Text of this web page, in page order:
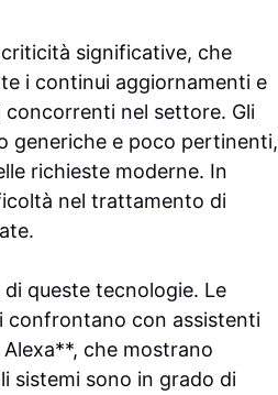
significative, che
i continui aggiornamenti e
nel settore. Gli
generiche e poco pertinenti,
richieste moderne. In
nel trattamento di
queste tecnologie. Le
confrontano con assistenti
che mostrano
sistemi sono in grado di